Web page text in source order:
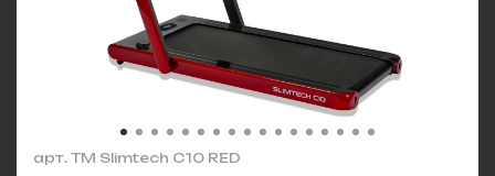
арт. TM Slimtech C10 RED